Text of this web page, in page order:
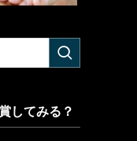
してみる？